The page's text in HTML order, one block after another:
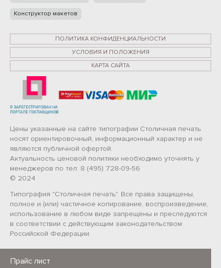
Прайс лист
Конструктор макетов
ПОЛИТИКА КОНФИДЕНЦИАЛЬНОСТИ
УСЛОВИЯ И ПОЛОЖЕНИЯ
КАРТА САЙТА
Цены указанные на сайте типографии Столичная печать
носят ориентировочный, информационный характер и не
являются публичной офертой.
Актуальность ценовой политики необходимо уточнять у
менеджеров по тел: 8 (495) 728-09-56
© 2024
Типография "Столичная печать". Все права защищены,
полное и (или) частичное копирование, воспроизведение,
использование в любом виде запрещены и преследуются
в соответствии с действующим законодательством
Российской Федерации.